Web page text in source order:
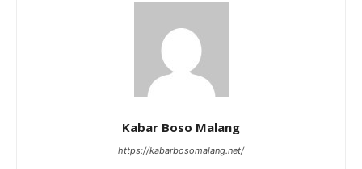
Kabar Boso Malang
https://kabarbosomalang.net/